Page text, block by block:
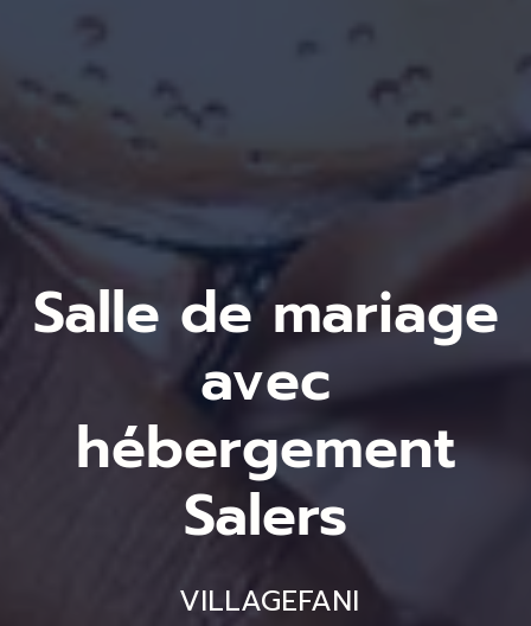
Salle de mariage
avec
hébergement
Salers
VILLAGEFANI